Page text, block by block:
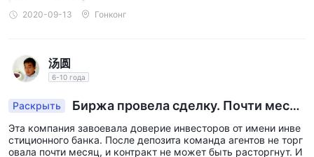
2020-09-13 Гонконг
汤圆
6-10 года
Раскрыть
Биржа провела сделку. Почти месяц
после внесения депозита сделки не было, и в
ывод не состоялся.
Эта компания завоевала доверие инвесторов от имени инве
стиционного банка. После депозита команда агентов не торг
овала почти месяц, и контракт не может быть расторгнут. И